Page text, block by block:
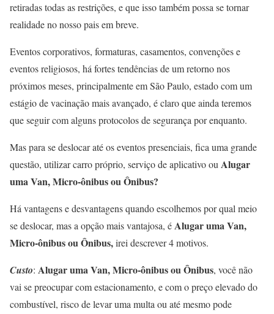
retiradas todas as restrições, e que isso também possa se tornar
realidade no nosso pais em breve.
Eventos corporativos, formaturas, casamentos, convenções e
eventos religiosos, há fortes tendências de um retorno nos
próximos meses, principalmente em São Paulo, estado com um
estágio de vacinação mais avançado, é claro que ainda teremos
que seguir com alguns protocolos de segurança por enquanto.
Mas para se deslocar até os eventos presenciais, fica uma grande
questão, utilizar carro próprio, serviço de aplicativo ou Alugar
uma Van, Micro-ônibus ou Ônibus?
Há vantagens e desvantagens quando escolhemos por qual meio
se deslocar, mas a opção mais vantajosa, éAlugar uma Van,
Micro-ônibus ou Ônibus,irei descrever 4 motivos.
Custo: Alugar uma Van, Micro-ônibus ou Ônibus, você não
vai se preocupar com estacionamento, e com o preço elevado do
combustível, risco de levar uma multa ou até mesmo pode